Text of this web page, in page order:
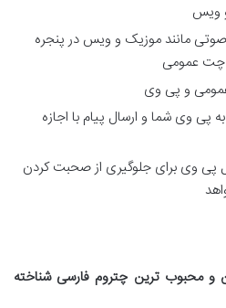
صوتی مانند موزیک و ویس در پنجره
عمومی
پی وی شما و ارسال پیام با اجازه
پی وی برای جلوگیری از صحبت کردن
و محبوب ترین چتروم فارسی شناخته